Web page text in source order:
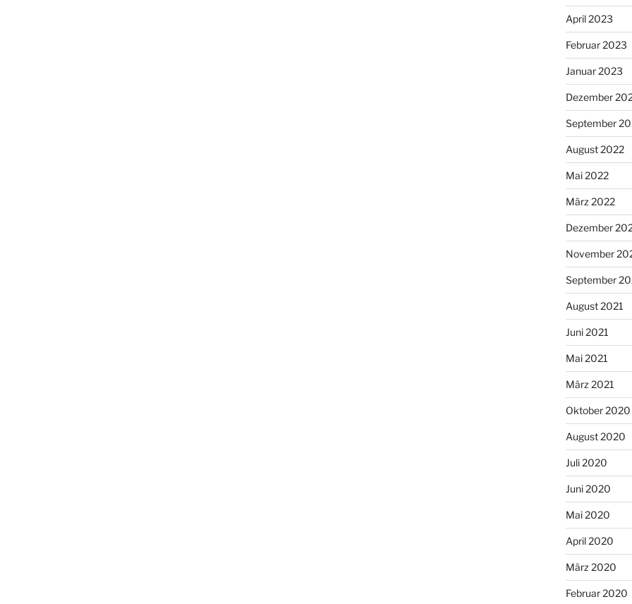
April 2023
Februar 2023
Januar 2023
Dezember
September
August 2022
Mai 2022
März 2022
Dezember
November
September
August 2021
Juni 2021
Mai 2021
März 2021
Oktober 2020
August 2020
Juli 2020
Juni 2020
Mai 2020
April 2020
März 2020
Februar 2020